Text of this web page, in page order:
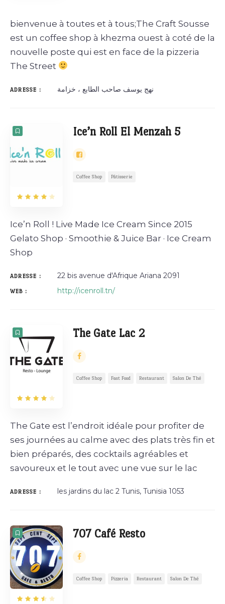
bienvenue à toutes et à tous;The Craft Sousse
est un coffee shop à khezma ouest à coté de la
nouvelle poste qui est en face de la pizzeria
The Street
ADRESSE : ‎نهج يوسف صاحب الطابع ، خزامة
Ice’n Roll El Menzah 5
Coffee Shop Pâtisserie
Ice’n Roll ! Live Made Ice Cream Since 2015
Gelato Shop · Smoothie & Juice Bar · Ice Cream
Shop
ADRESSE : 22 bis avenue d'Afrique Ariana 2091
WEB : http://icenroll.tn/
The Gate Lac 2
Coffee Shop Fast Food Restaurant Salon De Thé
The Gate est l’endroit idéale pour profiter de
ses journées au calme avec des plats très fin et
bien préparés, des cocktails agréables et
savoureux et le tout avec une vue sur le lac
ADRESSE : les jardins du lac 2 Tunis, Tunisia 1053
707 Café Resto
Coffee Shop Pizzeria Restaurant Salon De Thé